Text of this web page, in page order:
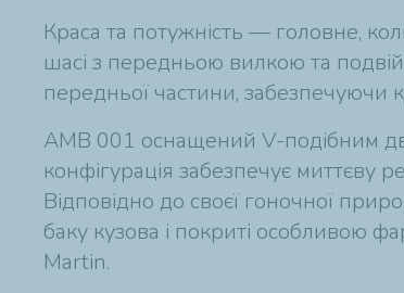
Краса та потужність — головне,
шасі з передньою вилкою та
передньої частини, забезпечуючи
AMB 001 оснащений V-подібним
конфігурація забезпечує миттєву
Відповідно до своєї гоночної
баку кузова і покриті особливою
Martin.